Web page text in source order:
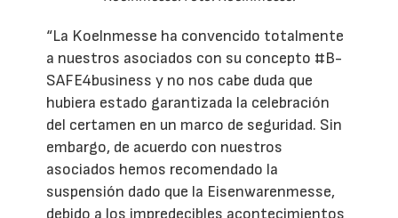
“La Koelnmesse ha convencido totalmente
a nuestros asociados con su concepto #B-
SAFE4business y no nos cabe duda que
hubiera estado garantizada la celebración
del certamen en un marco de seguridad. Sin
embargo, de acuerdo con nuestros
asociados hemos recomendado la
suspensión dado que la Eisenwarenmesse,
debido a los impredecibles acontecimientos